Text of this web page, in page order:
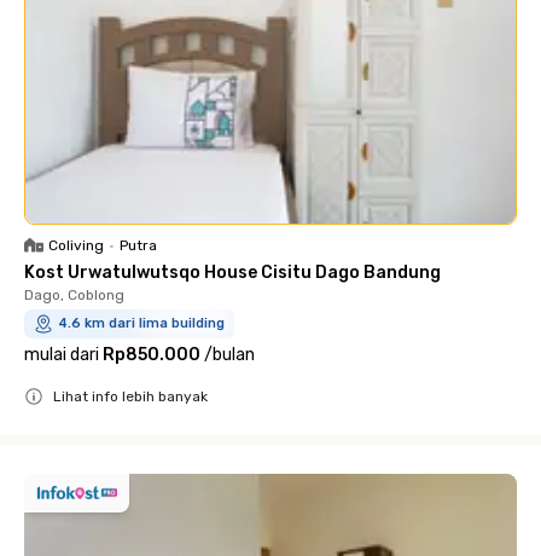
Coliving • Putra
Kost Urwatulwutsqo House Cisitu Dago Bandung
Dago, Coblong
4.6 km dari lima building
mulai dari Rp850.000 /bulan
Lihat info lebih banyak